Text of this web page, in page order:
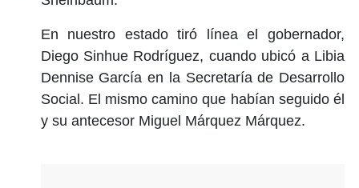
En nuestro estado tiró línea el gobernador,
Diego Sinhue Rodríguez, cuando ubicó a Libia
Dennise García en la Secretaría de Desarrollo
Social. El mismo camino que habían seguido él
y su antecesor Miguel Márquez Márquez.